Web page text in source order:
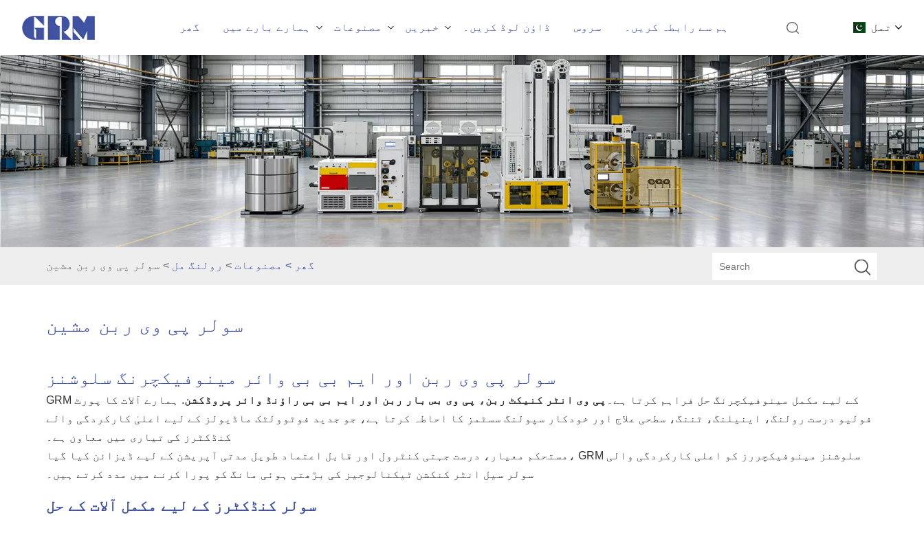
تمل گھر ہمارے بارے میں مصنوعات خبریں ڈاؤن لوڈ کریں۔ سروس ہم سے رابطہ کریں۔
گھر > مصنوعات> رولنگ مل > سولر پی وی ربن مشین
سولر پی وی ربن مشین
سولر پی وی ربن اور ایم بی بی وائر مینوفیکچرنگ سلوشنز
GRM کے لیے مکمل مینوفیکچرنگ حل فراہم کرتا ہے۔ پی وی انٹر کنیکٹ ربن، پی وی بس بار ربن اور ایم بی بی راؤنڈ وائر پروڈکشن. ہمارے آلات کا پورٹ
فولیو درست رولنگ، اینیلنگ، ٹننگ، سطحی علاج اور خودکار سپولنگ سسٹمز کا احاطہ کرتا ہے، جو جدید فوٹوولٹک ماڈیولز کے لیے اعلیٰ کارکردگی والے
کنڈکٹرز کی تیاری میں معاون ہے۔
مستحکم معیار، درست جہتی کنٹرول اور قابل اعتماد طویل مدتی آپریشن کے لیے ڈیزائن کیا گیا، GRM سلوشنز مینوفیکچررز کو اعلی کارکردگی والی
سولر سیل انٹر کنکشن ٹیکنالوجیز کی بڑھتی ہوئی مانگ کو پورا کرنے میں مدد کرتے ہیں۔
سولر کنڈکٹرز کے لیے مکمل آلات کے حل